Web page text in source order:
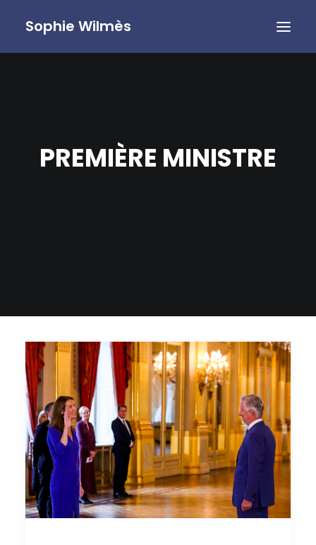
Sophie Wilmès
PREMIÈRE MINISTRE